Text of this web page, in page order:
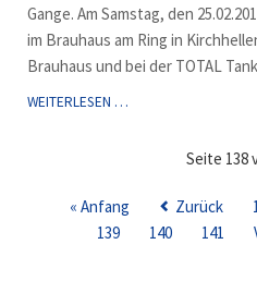
Gange. Am Samstag, den
im Brauhaus am Ring in
Brauhaus und bei der TOTAL
WEITERLESEN …VORVERKAUF
KARNEBALL
LÄUFT
Seite 138
« Anfang Zurück
139
140 141